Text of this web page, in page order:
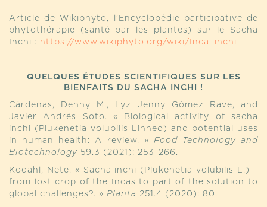
Article de Wikiphyto, l’Encyclopédie participative de
phytothérapie (santé par les plantes) sur le Sacha
Inchi : https://www.wikiphyto.org/wiki/Inca_inchi
QUELQUES ÉTUDES SCIENTIFIQUES SUR LES
BIENFAITS DU SACHA INCHI !
Cárdenas, Denny M., Lyz Jenny Gómez Rave, and
Javier Andrés Soto. « Biological activity of sacha
inchi (Plukenetia volubilis Linneo) and potential uses
in human health: A review. » Food Technology and
Biotechnology 59.3 (2021): 253-266.
Kodahl, Nete. « Sacha inchi (Plukenetia volubilis L.)—
from lost crop of the Incas to part of the solution to
global challenges?. » Planta 251.4 (2020): 80.